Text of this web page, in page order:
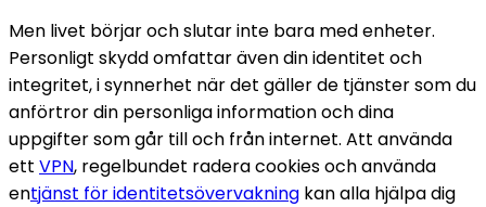
Men livet börjar och slutar inte bara med enheter.
Personligt skydd omfattar även din identitet och
integritet, i synnerhet när det gäller de tjänster som du
anförtror din personliga information och dina
uppgifter som går till och från internet. Att använda
ett VPN, regelbundet radera cookies och använda
entjänst för identitetsövervakning kan alla hjälpa dig